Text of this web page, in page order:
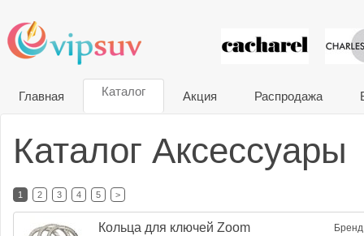
VIP
Главная Каталог Акция Распродажа
Каталог Аксессуары
1 2 3 4 5 >
Кольца для ключей Zoom